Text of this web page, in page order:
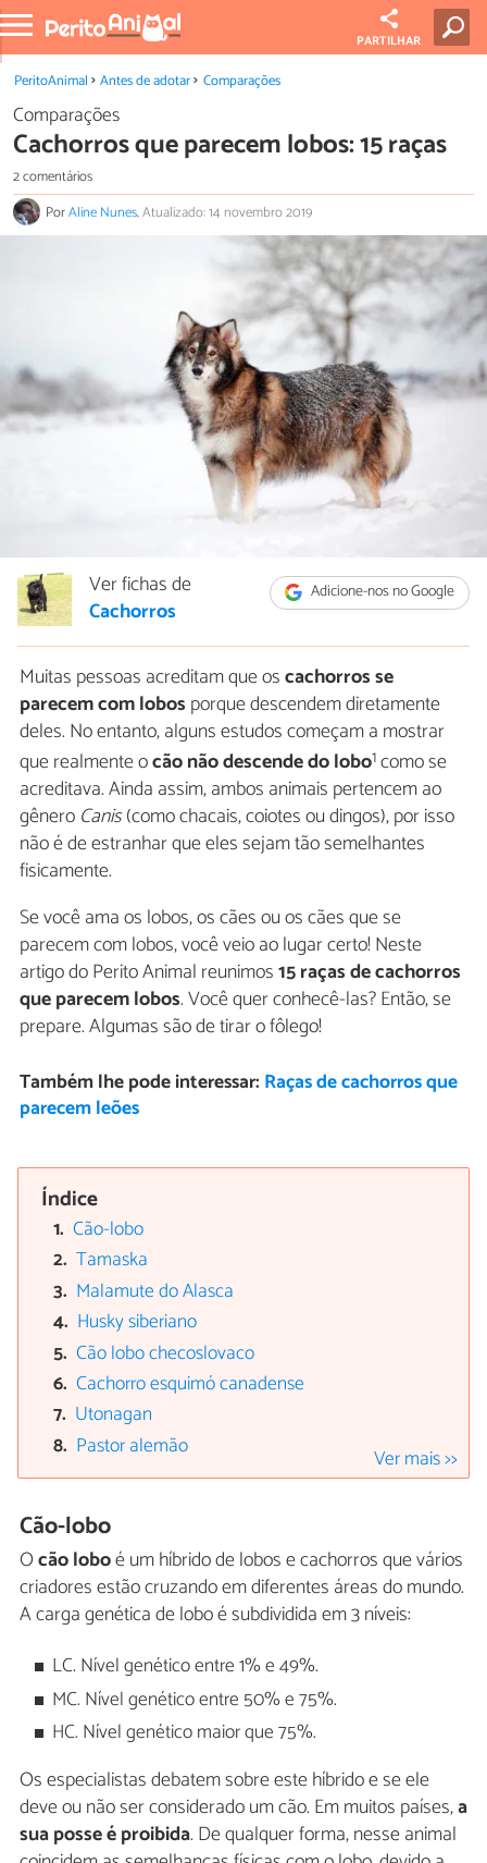
PARTILHAR
PeritoAnimal Antes de adotar Comparações
Comparações
Cachorros que parecem lobos: 15 raças
2 comentários
PorAline Nunes.Atualizado: 14 novembro 2019
Adicione-nos no Google
Ver fichas de
Cachorros
Muitas pessoas acreditam que oscachorros se
parecem com lobos porque descendem diretamente
deles. No entanto, alguns estudos começam a mostrar
que realmente ocão não descende do lobo1como se
acreditava. Ainda assim, ambos animais pertencem ao
gênero Canis(como chacais, coiotes ou dingos), por isso
não é de estranhar que eles sejam tão semelhantes
fisicamente.
Se você ama os lobos, os cães ou os cães que se
parecem com lobos, você veio ao lugar certo! Neste
artigo do Perito Animal reunimos15 raças de cachorros
que parecem lobos. Você quer conhecê-las? Então, se
prepare. Algumas são de tirar o fôlego!
Também lhe pode interessar: Raças de cachorros que
parecem leões
Índice
Cão-lobo
Tamaska
Malamute do Alasca
Husky siberiano
Cão lobo checoslovaco
Cachorro esquimó canadense
Utonagan
Pastor alemão
Ver mais >>
Cão-lobo
Ocão loboé um híbrido de lobos e cachorros que vários
criadores estão cruzando em diferentes áreas do mundo.
A carga genética de lobo é subdividida em 3 níveis:
LC. Nível genético entre 1% e 49%.
MC. Nível genético entre 50% e 75%.
HC. Nível genético maior que 75%.
Os especialistas debatem sobre este híbrido e se ele
deve ou não ser considerado um cão. Em muitos países,a
sua posse é proibida. De qualquer forma, nesse animal